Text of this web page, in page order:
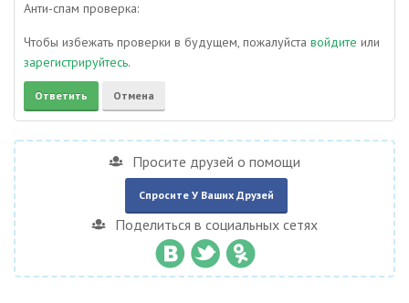
Анти-спам проверка:
Чтобы избежать проверки в будущем, пожалуйста войдите или
зарегистрируйтесь.
Просите друзей о помощи
Спросите У Ваших Друзей
Поделиться в социальных сетях